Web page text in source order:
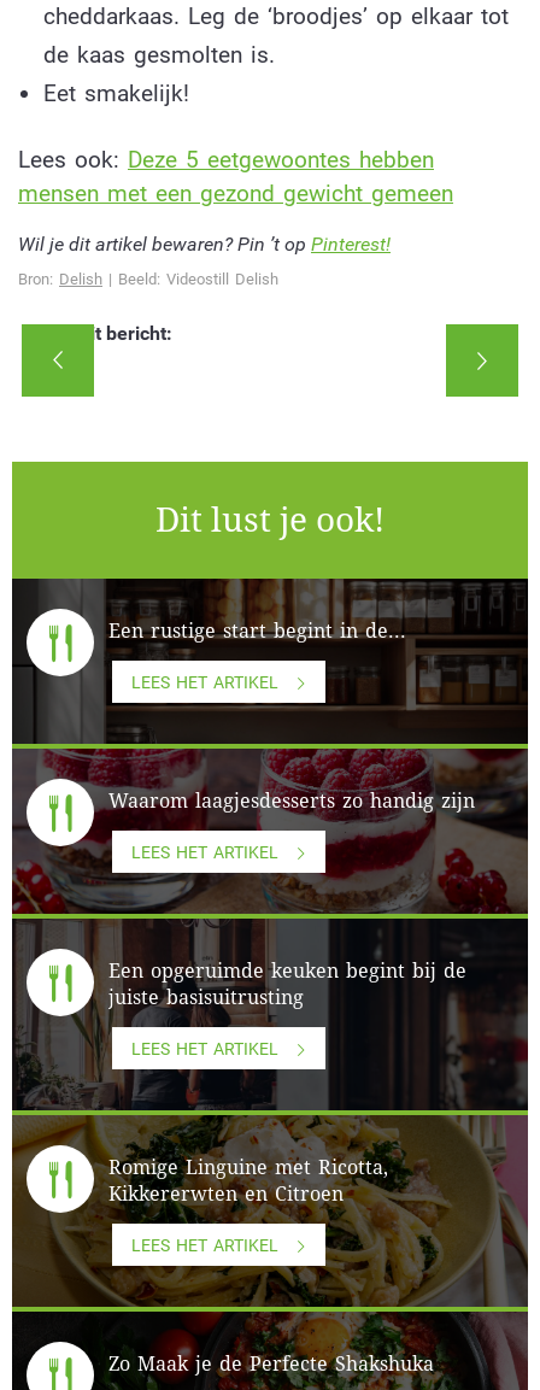
cheddarkaas. Leg de ‘broodjes’ op elkaar tot
de kaas gesmolten is.
Eet smakelijk!
Lees ook: Deze 5 eetgewoontes hebben
mensen met een gezond gewicht gemeen
Wil je dit artikel bewaren? Pin ’t op Pinterest!
Bron: Delish | Beeld: Videostill Delish
Deel dit bericht:
Dit lust je ook!
Een rustige start begint in de...
LEES HET ARTIKEL
Waarom laagjesdesserts zo handig zijn
LEES HET ARTIKEL
Een opgeruimde keuken begint bij de
juiste basisuitrusting
LEES HET ARTIKEL
Romige Linguine met Ricotta,
Kikkererwten en Citroen
LEES HET ARTIKEL
Zo Maak je de Perfecte Shakshuka